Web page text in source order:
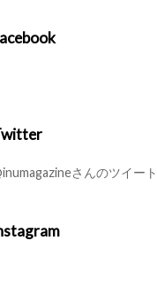
さんのツイート